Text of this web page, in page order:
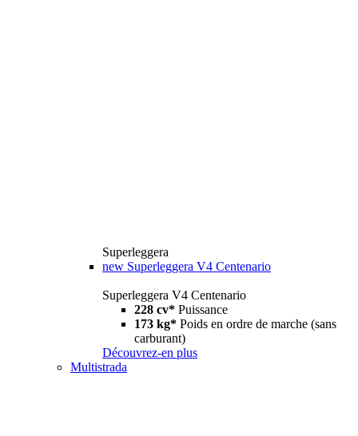
Superleggera
new Superleggera V4 Centenario
Superleggera V4 Centenario
228 cv* Puissance
173 kg* Poids en ordre de marche (sans
carburant)
Découvrez-en plus
Multistrada